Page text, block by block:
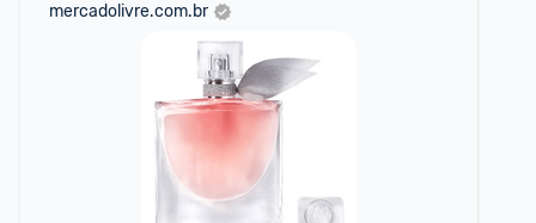
mercadolivre.com.br